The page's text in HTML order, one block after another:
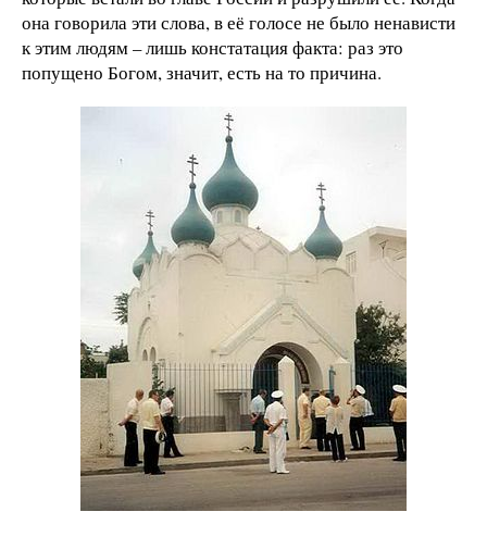
она говорила эти слова, в её голосе не было ненависти
к этим людям – лишь констатация факта: раз это
попущено Богом, значит, есть на то причина.